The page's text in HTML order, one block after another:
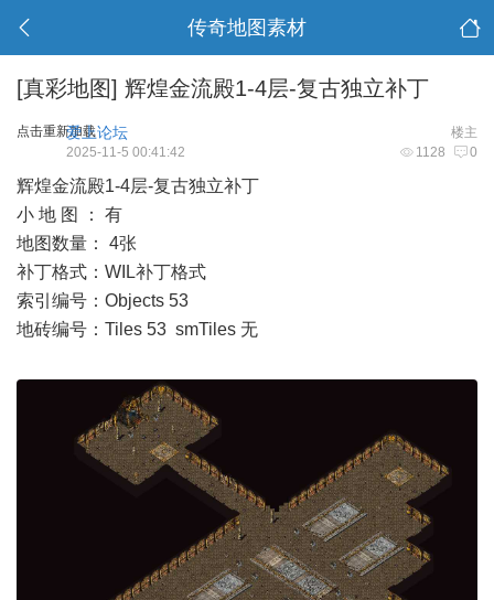
传奇地图素材
[真彩地图] 辉煌金流殿1-4层-复古独立补丁
点击重新加载 楼主
爱上论坛
1128 0
2025-11-5 00:41:42
辉煌金流殿1-4层-复古独立补丁
小 地 图 ： 有
地图数量： 4张
补丁格式：WIL补丁格式
索引编号：Objects 53
地砖编号：Tiles 53 smTiles 无